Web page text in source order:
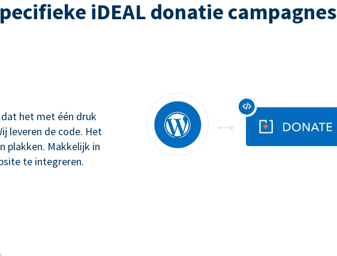
iDEAL donatie campagnes
het met één druk
leveren de code. Het
plakken. Makkelijk in
te integreren.